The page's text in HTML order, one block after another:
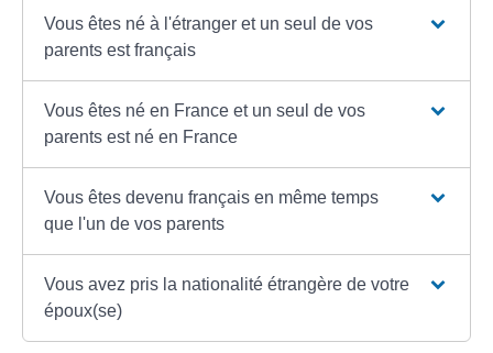
Vous êtes né à l'étranger et un seul de vos
parents est français
Vous êtes né en France et un seul de vos
parents est né en France
Vous êtes devenu français en même temps
que l'un de vos parents
Vous avez pris la nationalité étrangère de votre
époux(se)